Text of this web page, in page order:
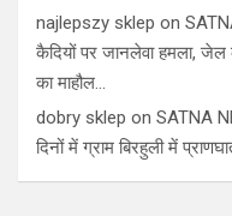
najlepszy sklep on
कैदियों पर जानलेवा हमला, जेल
का माहौल…
dobry sklep on SATNA
दिनों में ग्राम बिरहुली में